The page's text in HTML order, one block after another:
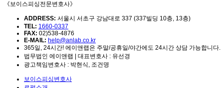
《보이스피싱전문변호사》
ADDRESS: 서울시 서초구 강남대로 337 (337빌딩 10층, 13층)
TEL: 1660-0337
FAX: 02)538-4876
E-MAIL: help@anlab.co.kr
365일, 24시간! 에이앤랩은 주말/공휴일/야간에도 24시간 상담 가능합니다.
법무법인 에이앤랩 | 대표변호사 : 유선경
광고책임변호사 : 박현식, 조건명
보이스피싱변호사